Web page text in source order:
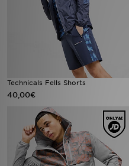
Technicals Fells Shorts
40,00€